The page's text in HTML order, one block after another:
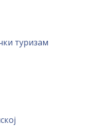
туризам